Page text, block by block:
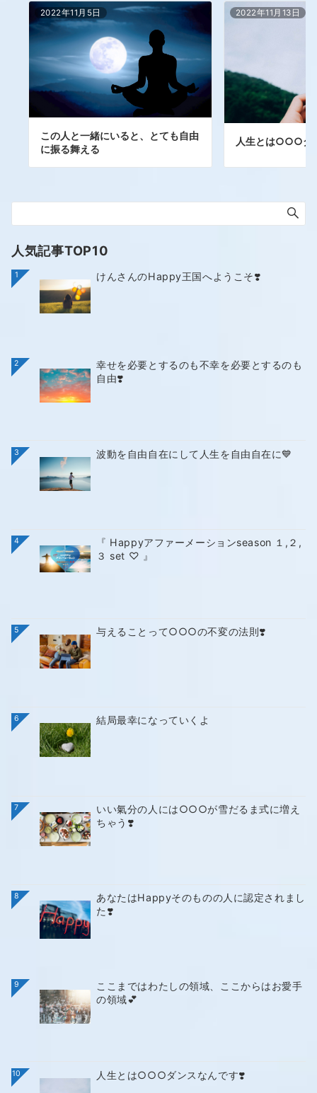
2022年11月5日
この人と一緒にいると、とても自由
に振る舞える
2022年11月13日
人生とは○○○ダ
人気記事TOP10
1 けんさんのHappy王国へようこそ❣️
2
幸せを必要とするのも不幸を必要とするのも
自由❣️
3 波動を自由自在にして人生を自由自在に💙
4
『 Happyアファーメーションseason １,２,
３ set ♡ 』
5 与えることって○○○の不変の法則❣️
6 結局最幸になっていくよ
7
いい氣分の人には○○○が雪だるま式に増え
ちゃう❣️
8
あなたはHappyそのものの人に認定されまし
た❣️
9
ここまではわたしの領域、ここからはお愛手
の領域💕
10 人生とは○○○ダンスなんです❣️